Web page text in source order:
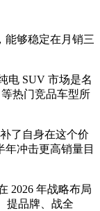
能够稳定在月销三
电 SUV 市场是名
热门竞品车型所
了自身在这个价
冲击更高销量目
2026 年战略布局
提品牌、战全